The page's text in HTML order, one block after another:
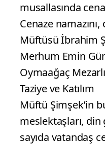
musallasında
Cenaze
Müftüsü İbrahim
Merhum Emin
Oymaağaç
Taziye ve Katılım
Müftü Şimşek’in
meslektaşları,
sayıda vatandaş